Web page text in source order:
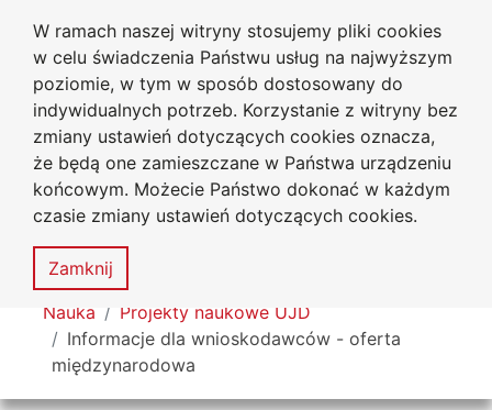
W ramach naszej witryny stosujemy pliki cookies
w celu świadczenia Państwu usług na najwyższym
poziomie, w tym w sposób dostosowany do
indywidualnych potrzeb. Korzystanie z witryny bez
zmiany ustawień dotyczących cookies oznacza,
że będą one zamieszczane w Państwa urządzeniu
końcowym. Możecie Państwo dokonać w każdym
czasie zmiany ustawień dotyczących cookies.
Zamknij
Przejdź do głównego menu
Przejdź do treści
Przejdź do wyszukiwarki
Przejdź do mapy serwisu
Uniwersytet
Jana Długosza w Częstochowie
Mapa
serwisu
MENU
Tutaj jesteś
Nauka
Projekty naukowe UJD
Informacje dla wnioskodawców - oferta
międzynarodowa